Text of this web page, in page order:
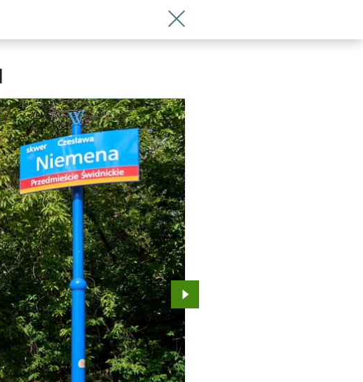
Wróć do artykułu Posłuchaj utworów
Przejdź do kolejnego zdjęcia.